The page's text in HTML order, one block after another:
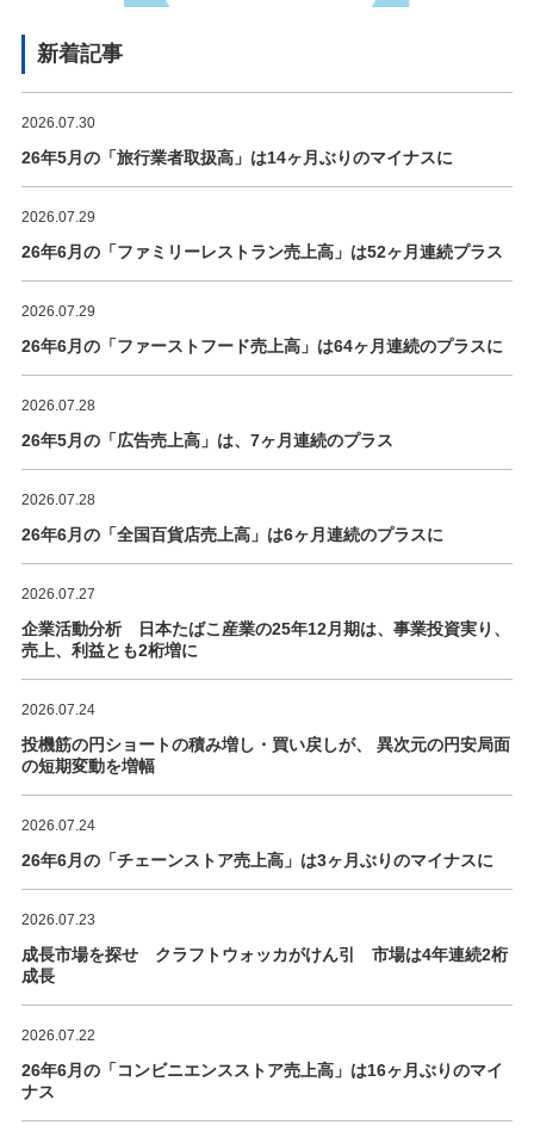
新着記事
2026.07.30
26年5月の「旅行業者取扱高」は14ヶ月ぶりのマイナスに
2026.07.29
26年6月の「ファミリーレストラン売上高」は52ヶ月連続プラス
2026.07.29
26年6月の「ファーストフード売上高」は64ヶ月連続のプラスに
2026.07.28
26年5月の「広告売上高」は、7ヶ月連続のプラス
2026.07.28
26年6月の「全国百貨店売上高」は6ヶ月連続のプラスに
2026.07.27
企業活動分析 日本たばこ産業の25年12月期は、事業投資実り、
売上、利益とも2桁増に
2026.07.24
投機筋の円ショートの積み増し・買い戻しが、 異次元の円安局面
の短期変動を増幅
2026.07.24
26年6月の「チェーンストア売上高」は3ヶ月ぶりのマイナスに
2026.07.23
成長市場を探せ クラフトウォッカがけん引 市場は4年連続2桁
成長
2026.07.22
26年6月の「コンビニエンスストア売上高」は16ヶ月ぶりのマイ
ナス